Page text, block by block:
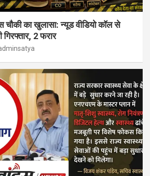
चौकी का खुलासा: न्यूड वीडियो कॉल से
2 फरार